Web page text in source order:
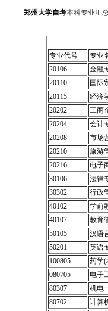
郑州大学自考本科专业汇
专业代号
专业
20106
金融
20110
国际
20115
经济
20202
工商
20204
会计
20208
市场
20210
旅游
20216
电子
30106
法律
30302
行政
40102
学前
40107
教育
50105
汉语
50201
英语
100805
药学(
080705
电子
80307
机电
80702
计算